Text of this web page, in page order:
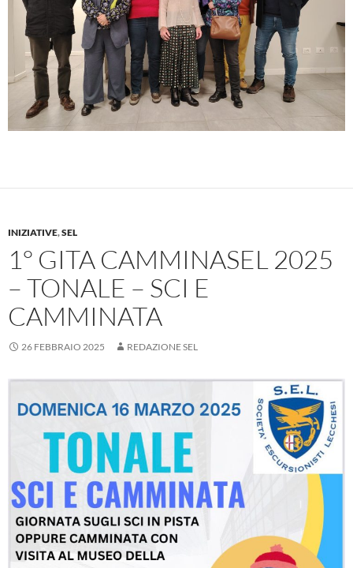
INIZIATIVE,SEL
1° GITA CAMMINASEL 2025
– TONALE – SCI E
CAMMINATA
26 FEBBRAIO 2025 REDAZIONE SEL